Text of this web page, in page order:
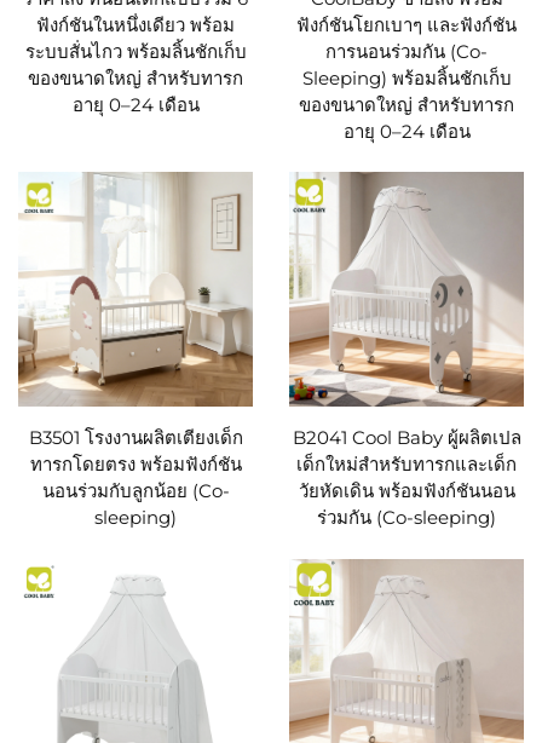
ฟังก์ชันในหนึ่งเดียว พร้อม
ระบบสั่นไกว พร้อมลิ้นชักเก็บ
ของขนาดใหญ่ สำหรับทารก
อายุ 0–24 เดือน
ฟังก์ชันโยกเบาๆ และฟังก์ชัน
การนอนร่วมกัน (Co-
Sleeping) พร้อมลิ้นชักเก็บ
ของขนาดใหญ่ สำหรับทารก
อายุ 0–24 เดือน
B3501 โรงงานผลิตเตียงเด็ก
ทารกโดยตรง พร้อมฟังก์ชัน
นอนร่วมกับลูกน้อย (Co-
sleeping)
B2041 Cool Baby ผู้ผลิตเปล
เด็กใหม่สำหรับทารกและเด็ก
วัยหัดเดิน พร้อมฟังก์ชันนอน
ร่วมกัน (Co-sleeping)